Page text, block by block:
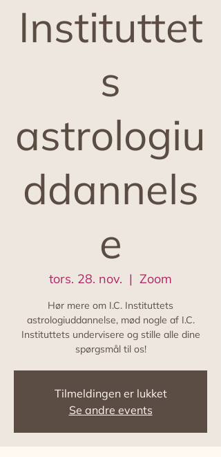
Instituttet
s
astrologiu
ddannels
e
tors. 28. nov.
  |
Zoom
Hør mere om I.C. Instituttets
astrologiuddannelse, mød nogle af I.C.
Instituttets undervisere og stille alle dine
spørgsmål til os!
Tilmeldingen er lukket
Se andre events